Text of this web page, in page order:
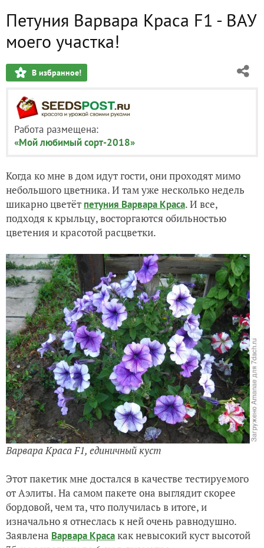
Петуния Варвара Краса F1 - ВАУ
моего участка!
В избранное!
Работа размещена:
«Мой любимый сорт-2018»
Когда ко мне в дом идут гости, они проходят мимо
небольшого цветника. И там уже несколько недель
шикарно цветёт петуния Варвара Краса. И все,
подходя к крыльцу, восторгаются обильностью
цветения и красотой расцветки.
Варвара Краса F1, единичный куст
Этот пакетик мне достался в качестве тестируемого
от Аэлиты. На самом пакете она выглядит скорее
бордовой, чем та, что получилась в итоге, и
изначально я отнеслась к ней очень равнодушно.
Заявлена Варвара Красакак невысокий куст высотой